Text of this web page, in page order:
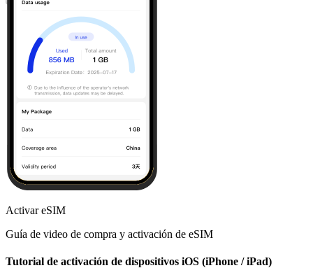
Activar eSIM
Guía de video de compra y activación de eSIM
Tutorial de activación de dispositivos iOS (iPhone / iPad)